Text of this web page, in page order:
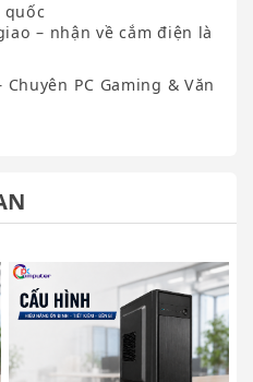
quốc
– nhận về cắm điện là
Chuyên PC Gaming & Văn